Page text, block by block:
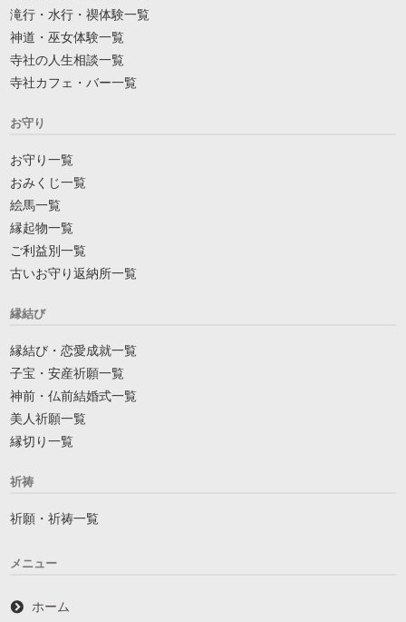
滝行・水行・禊体験一覧
神道・巫女体験一覧
寺社の人生相談一覧
寺社カフェ・バー一覧
お守り
お守り一覧
おみくじ一覧
絵馬一覧
縁起物一覧
ご利益別一覧
古いお守り返納所一覧
縁結び
縁結び・恋愛成就一覧
子宝・安産祈願一覧
神前・仏前結婚式一覧
美人祈願一覧
縁切り一覧
祈祷
祈願・祈祷一覧
メニュー
ホーム